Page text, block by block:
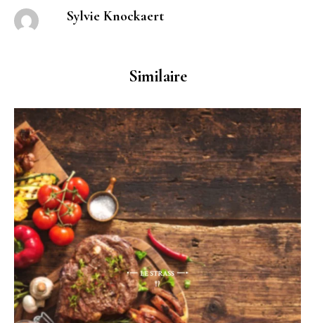
Sylvie Knockaert
Similaire